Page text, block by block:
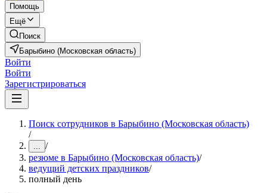
Помощь
Ещё
Поиск
Барыбино (Московская область)
Войти
Войти
Зарегистрироваться
Поиск сотрудников в Барыбино (Московская область)
/
... /
резюме в Барыбино (Московская область)/
ведущий детских праздников/
полный день